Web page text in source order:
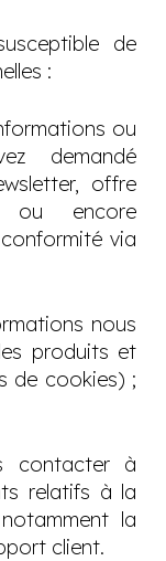
de
:
ou
demandé
offre
ou encore
via
nous
produits et
de cookies) ;
contacter à
relatifs à la
la
client.